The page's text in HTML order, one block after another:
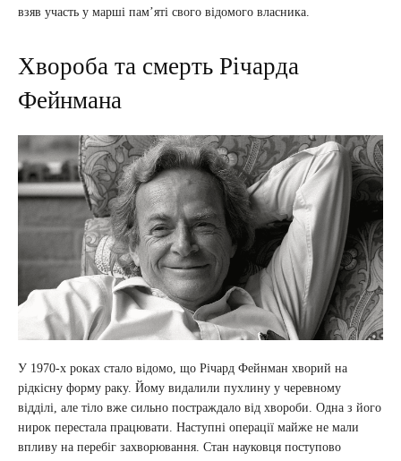
взяв участь у марші пам’яті свого відомого власника.
Хвороба та смерть Річарда
Фейнмана
У 1970-х роках стало відомо, що Річард Фейнман хворий на
рідкісну форму раку. Йому видалили пухлину у черевному
відділі, але тіло вже сильно постраждало від хвороби. Одна з його
нирок перестала працювати. Наступні операції майже не мали
впливу на перебіг захворювання. Стан науковця поступово